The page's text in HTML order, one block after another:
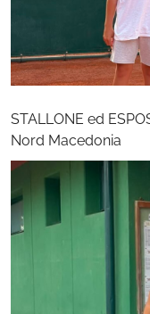
STALLONE ed
Nord Macedonia